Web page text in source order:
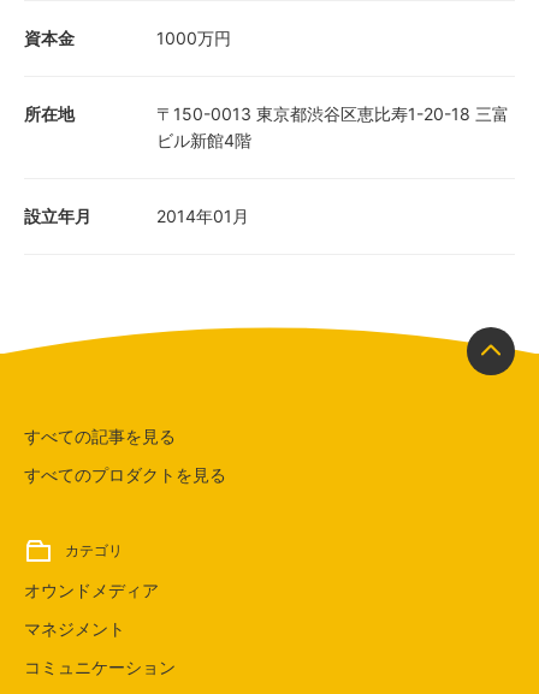
資本金 1000万円
所在地
〒150-0013 東京都渋谷区恵比寿1-20-18 三富
ビル新館4階
設立年月 2014年01月
すべての記事を見る
すべてのプロダクトを見る
カテゴリ
オウンドメディア
マネジメント
コミュニケーション